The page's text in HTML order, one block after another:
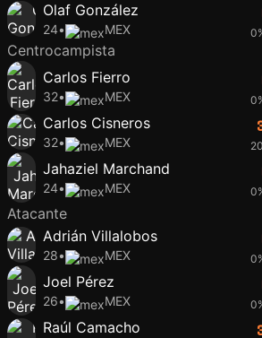
Olaf González
24• MEX
Centrocampista
Carlos Fierro
32• MEX
Carlos Cisneros
32• MEX
Jahaziel Marchand
24• MEX
Atacante
Adrián Villalobos
28• MEX
Joel Pérez
26• MEX
Raúl Camacho